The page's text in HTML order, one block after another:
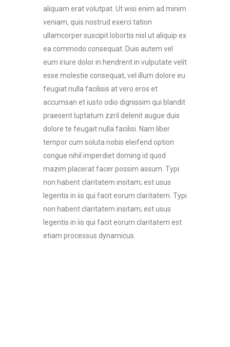
aliquam erat volutpat. Ut wisi enim ad minim
veniam, quis nostrud exerci tation
ullamcorper suscipit lobortis nisl ut aliquip ex
ea commodo consequat. Duis autem vel
eum iriure dolor in hendrerit in vulputate velit
esse molestie consequat, vel illum dolore eu
feugiat nulla facilisis at vero eros et
accumsan et iusto odio dignissim qui blandit
praesent luptatum zzril delenit augue duis
dolore te feugait nulla facilisi. Nam liber
tempor cum soluta nobis eleifend option
congue nihil imperdiet doming id quod
mazim placerat facer possim assum. Typi
non habent claritatem insitam; est usus
legentis in iis qui facit eorum claritatem. Typi
non habent claritatem insitam; est usus
legentis in iis qui facit eorum claritatem est
etiam processus dynamicus.